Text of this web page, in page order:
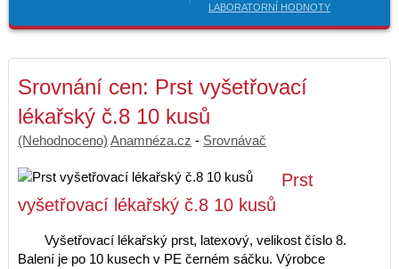
LABORATORNÍ HODNOTY
Srovnání cen: Prst vyšetřovací
lékařský č.8 10 kusů
(Nehodnoceno) Anamnéza.cz - Srovnávač
Prst
vyšetřovací lékařský č.8 10 kusů
Vyšetřovací lékařský prst, latexový, velikost číslo 8.
Balení je po 10 kusech v PE černém sáčku. Výrobce